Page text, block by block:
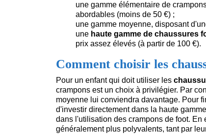
une gamme élémentaire de
abordables (moins de 50 €) ;
une gamme moyenne, disposant
une haute gamme de chaussures
prix assez élevés (à partir de 100 €).
Comment choisir les
Pour un enfant qui doit utiliser les
crampons est un choix à privilégier. Par
moyenne lui conviendra davantage. Pour
d'investir directement dans la haute
dans l'utilisation des crampons de foot. En
généralement plus polyvalents, tant par